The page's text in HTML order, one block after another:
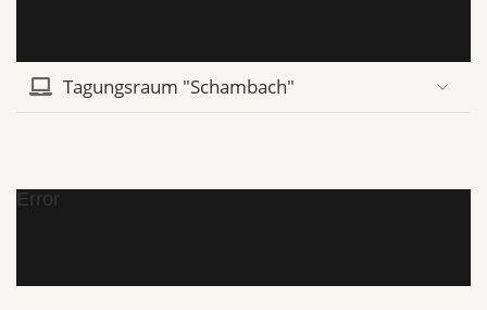
Tagungsraum "Schambach"
Error